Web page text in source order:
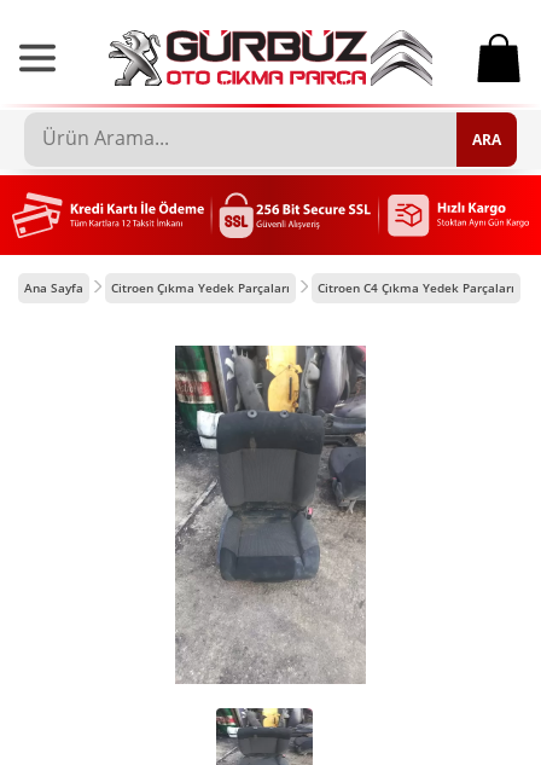
0
ARA
Ana Sayfa Citroen Çıkma Yedek Parçaları Citroen C4 Çıkma Yedek Parçaları